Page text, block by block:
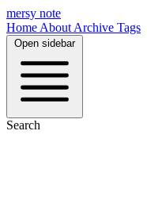
mersy note
Home About Archive Tags
Open sidebar
Search